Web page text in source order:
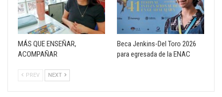
MÁS QUE ENSEÑAR,
ACOMPAÑAR
Beca Jenkins-Del Toro 2026
para egresada de la ENAC
PREV NEXT